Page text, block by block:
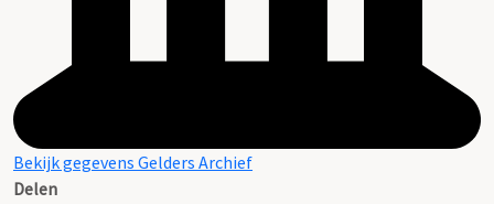
Bekijk gegevens Gelders Archief
Delen